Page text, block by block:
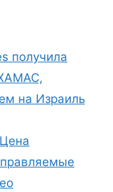
получила
на Израиль